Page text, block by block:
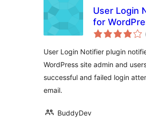
User Login
for
User Login Notifier plugin
WordPress site admin and
successful and failed login
email.
BuddyDev